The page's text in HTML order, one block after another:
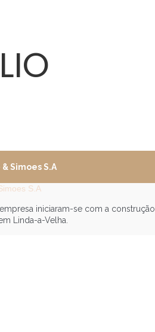
Simoes S.A
iniciaram-se com a construção
Linda-a-Velha.